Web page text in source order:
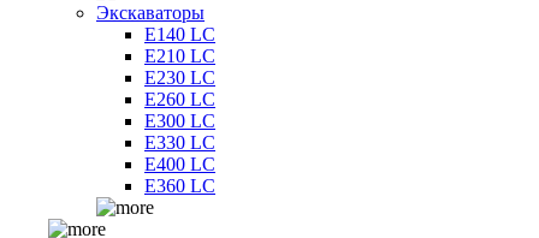
Экскаваторы
E140 LC
E210 LC
E230 LC
E260 LC
E300 LC
E330 LC
E400 LC
E360 LC